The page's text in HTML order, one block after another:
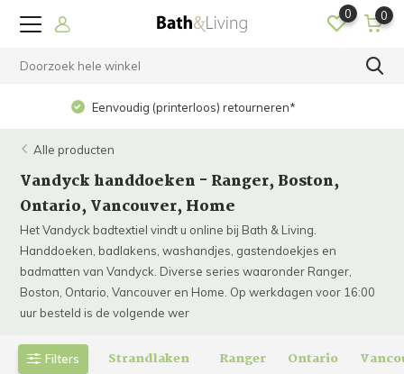
0 0
Op werkdagen voor 15.00 uur besteld? Dezelfde dag
verzonden!
Alle producten
Vandyck handdoeken - Ranger, Boston,
Ontario, Vancouver, Home
Het Vandyck badtextiel vindt u online bij Bath & Living.
Handdoeken, badlakens, washandjes, gastendoekjes en
badmatten van Vandyck. Diverse series waaronder Ranger,
Boston, Ontario, Vancouver en Home. Op werkdagen voor 16:00
uur besteld is de volgende wer
Filters Strandlaken Ranger Ontario